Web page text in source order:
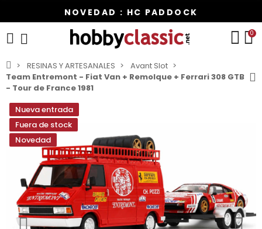
NOVEDAD : HC PADDOCK
0
RESINAS Y ARTESANALES
Avant Slot
Team Entremont - Fiat Van + Remolque + Ferrari 308 GTB
- Tour de France 1981
Nueva entrada
Fuera de stock
Novedad